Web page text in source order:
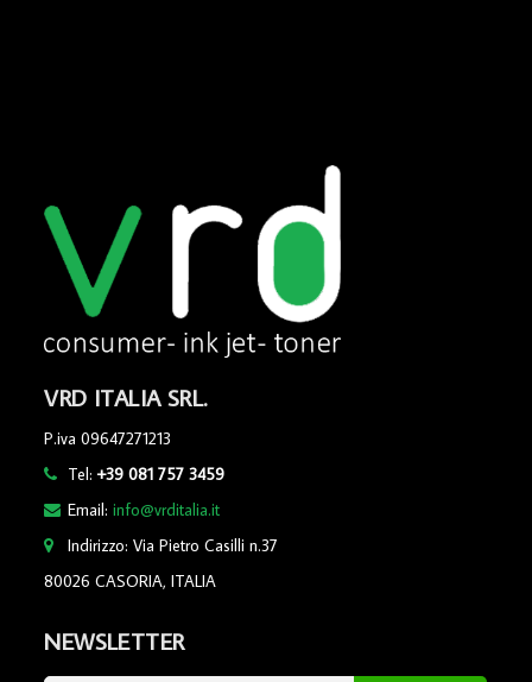
VRD ITALIA SRL.
P.iva 09647271213
Tel:+39 081 757 3459
Email:info@vrditalia.it
Indirizzo: Via Pietro Casilli n.37
80026 CASORIA, ITALIA
NEWSLETTER